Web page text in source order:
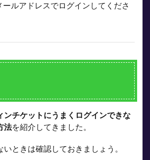
ールアドレスでログインしてくださ
ンチケットにうまくログインできな
法を紹介してきました。
いときは確認しておきましょう。